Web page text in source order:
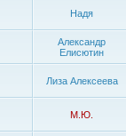
Надя
Александр
Елисютин
Лиза Алексеева
М.Ю.